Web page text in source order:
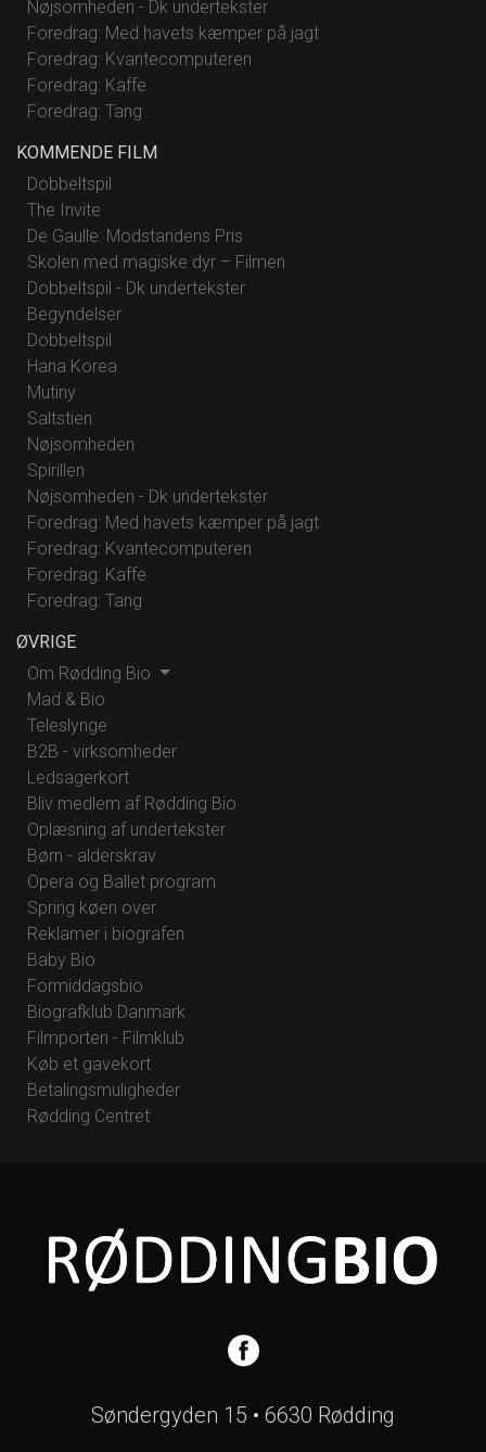
Nøjsomheden - Dk undertekster
Foredrag: Med havets kæmper på jagt
Foredrag: Kvantecomputeren
Foredrag: Kaffe
Foredrag: Tang
KOMMENDE FILM
Dobbeltspil
The Invite
De Gaulle: Modstandens Pris
Skolen med magiske dyr – Filmen
Dobbeltspil - Dk undertekster
Begyndelser
Dobbeltspil
Hana Korea
Mutiny
Saltstien
Nøjsomheden
Spirillen
Nøjsomheden - Dk undertekster
Foredrag: Med havets kæmper på jagt
Foredrag: Kvantecomputeren
Foredrag: Kaffe
Foredrag: Tang
ØVRIGE
Om Rødding Bio
Mad & Bio
Teleslynge
B2B - virksomheder
Ledsagerkort
Bliv medlem af Rødding Bio
Oplæsning af undertekster
Børn - alderskrav
Opera og Ballet program
Spring køen over
Reklamer i biografen
Baby Bio
Formiddagsbio
Biografklub Danmark
Filmporten - Filmklub
Køb et gavekort
Betalingsmuligheder
Rødding Centret
Søndergyden 15 • 6630 Rødding